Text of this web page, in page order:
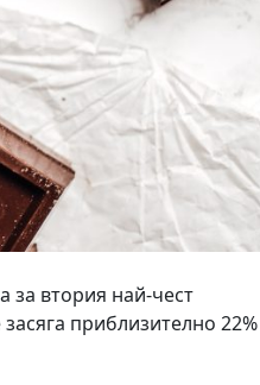
за втория най-чест
приблизително 22%